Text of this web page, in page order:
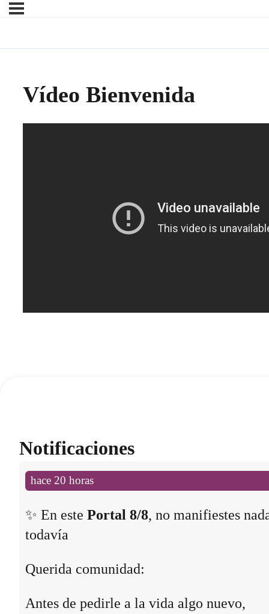
Vídeo Bienvenida
Notificaciones
hace 20 horas
✨ En este Portal 8/8, no manifiestes
todavía
Querida comunidad:
Antes de pedirle a la vida algo nuevo,